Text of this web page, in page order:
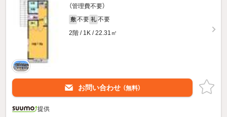
（管理費不要）
敷 不要 礼 不要
2階 / 1K / 22.31㎡
お問い合わせ （無料）
提供